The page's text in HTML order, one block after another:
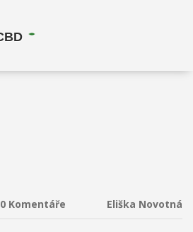
0 Komentáře Eliška Novotná